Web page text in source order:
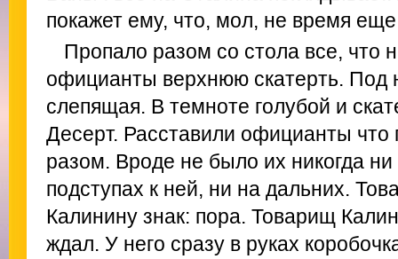
покажет ему, что, мол, не время
Пропало разом со стола все, что
официанты верхнюю скатерть. Под
слепящая. В темноте голубой и
Десерт. Расставили официанты что
разом. Вроде не было их никогда
подступах к ней, ни на дальних.
Калинину знак: пора. Товарищ
ждал. У него сразу в руках